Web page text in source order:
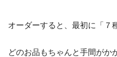
オーダーすると、最初に「７
どのお品もちゃんと手間がか